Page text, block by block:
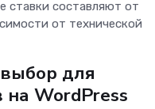
ставки составляют от
от технической
для
на WordPress